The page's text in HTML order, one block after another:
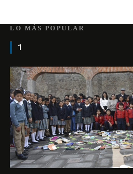
LO MÁS POPULAR
1